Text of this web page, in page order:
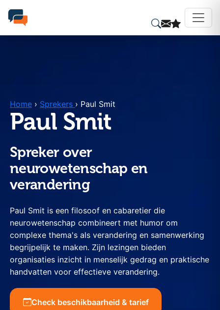
Home › Sprekers › Paul Smit
Paul Smit
Spreker over
neurowetenschap en
verandering
Paul Smit is een filosoof en cabaretier die
neurowetenschap combineert met humor om
complexe thema's als verandering en samenwerking
begrijpelijk te maken. Zijn lezingen bieden
organisaties inzicht in menselijk gedrag en praktische
handvatten voor effectieve verandering.
Check beschikbaarheid & tarief